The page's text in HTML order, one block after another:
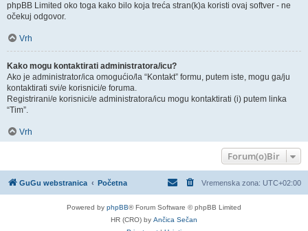
phpBB Limited oko toga kako bilo koja treća stran(k)a koristi ovaj softver - ne
očekuj odgovor.
Vrh
Kako mogu kontaktirati administratora/icu?
Ako je administrator/ica omogućio/la “Kontakt” formu, putem iste, mogu ga/ju
kontaktirati svi/e korisnici/e foruma.
Registrirani/e korisnici/e administratora/icu mogu kontaktirati (i) putem linka
“Tim”.
Vrh
Forum(o)Bir
GuGu webstranica Početna Vremenska zona: UTC+02:00
Powered by phpBB® Forum Software © phpBB Limited
HR (CRO) by Ančica Sečan